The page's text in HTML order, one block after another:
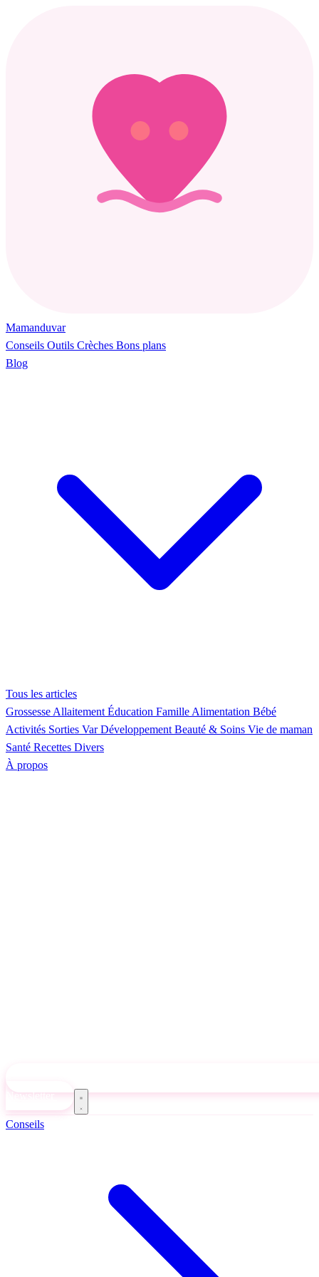
Mamanduvar
Conseils Outils Crèches Bons plans
Blog
Tous les articles
Grossesse Allaitement Éducation Famille Alimentation Bébé
Activités Sorties Var Développement Beauté & Soins Vie de maman
Santé Recettes Divers
À propos
Newsletter
Conseils